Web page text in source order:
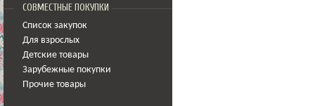
СОВМЕСТНЫЕ ПОКУПКИ
Список закупок
Для взрослых
Детские товары
Зарубежные покупки
Прочие товары